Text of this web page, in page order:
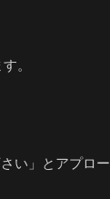
。
」とアプロ